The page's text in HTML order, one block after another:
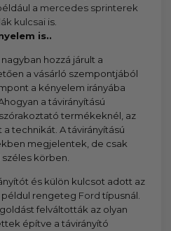
a mercedes sprinterek
kulcsai is.
is..
hozzá járult a
a vásárló szempontjából
a kényelem irányába
a távirányítású
termékeknél, az
technikát. A távirányítású
megjelentek, de csak
körben.
és külön kulcsot adott az
példul rengeteg Ford típusnál.
felváltották az olyan
építve a távirányító